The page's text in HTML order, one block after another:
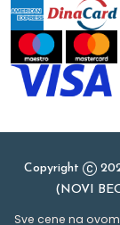
Copyright
(NOVI
Sve cene na ovom